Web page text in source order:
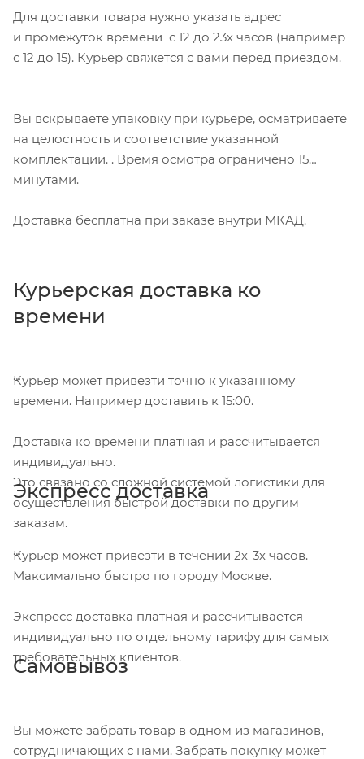
Для доставки товара нужно указать адрес
и промежуток времени с 12 до 23х часов (например
с 12 до 15). Курьер свяжется с вами перед приездом.
Вы вскрываете упаковку при курьере, осматриваете
на целостность и соответствие указанной
комплектации. . Время осмотра ограничено 15
минутами.
Доставка бесплатна при заказе внутри МКАД.
Курьерская доставка ко
времени
Курьер может привезти точно к указанному
времени. Например доставить к 15:00.
Доставка ко времени платная и рассчитывается
индивидуально.
Это связано со сложной системой логистики для
осуществления быстрой доставки по другим
заказам.
Экспресс доставка
Курьер может привезти в течении 2х-3х часов.
Максимально быстро по городу Москве.
Экспресс доставка платная и рассчитывается
индивидуально по отдельному тарифу для самых
требовательных клиентов.
Самовывоз
Вы можете забрать товар в одном из магазинов,
сотрудничающих с нами. Забрать покупку может